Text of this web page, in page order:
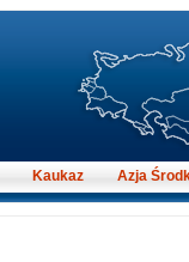
Kaukaz Azja